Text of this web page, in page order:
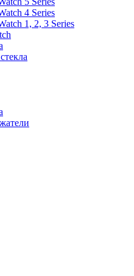
4 Series
1, 2, 3 Series